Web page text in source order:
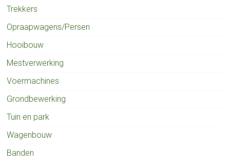
Trekkers
Opraapwagens/Persen
Hooibouw
Mestverwerking
Voermachines
Grondbewerking
Tuin en park
Wagenbouw
Banden